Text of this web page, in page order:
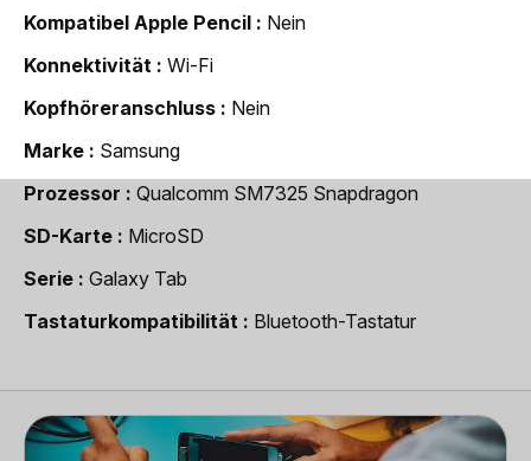
Kompatibel Apple Pencil
Nein
Konnektivität
Wi-Fi
Kopfhöreranschluss
Nein
Marke
Samsung
Prozessor
Qualcomm SM7325 Snapdragon
SD-Karte
MicroSD
Serie
Galaxy Tab
Tastaturkompatibilität
Bluetooth-Tastatur